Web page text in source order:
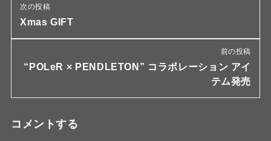
次の投稿
Xmas GIFT
前の投稿
“POLeR × PENDLETON” コラボレーション アイ
テム発売
コメントする